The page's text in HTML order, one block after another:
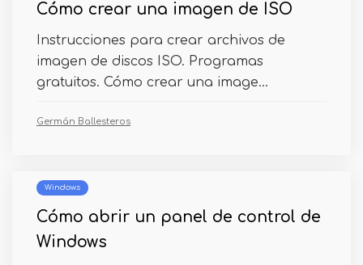
Cómo crear una imagen de ISO
Instrucciones para crear archivos de
imagen de discos ISO. Programas
gratuitos. Cómo crear una image...
Germán Ballesteros
Windows
Cómo abrir un panel de control de
Windows